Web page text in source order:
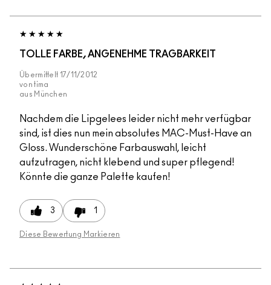
TOLLE FARBE, ANGENEHME TRAGBARKEIT
Übermittelt 17/11/2012
von tima
aus München
Nachdem die Lipgelees leider nicht mehr verfügbar
sind, ist dies nun mein absolutes MAC-Must-Have an
Gloss. Wunderschöne Farbauswahl, leicht
aufzutragen, nicht klebend und super pflegend!
Könnte die ganze Palette kaufen!
3 1
Diese Bewertung Markieren